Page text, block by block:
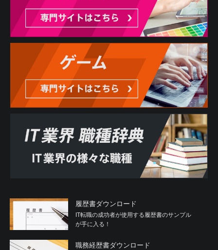
履歴書ダウンロード
IT転職の成功者が使用する履歴書のサンプル
が手に入る！
職務経歴書ダウンロード